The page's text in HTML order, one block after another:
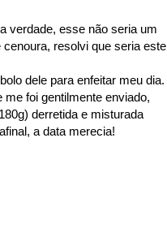
verdade, esse não seria um
resolvi que seria este
dele para enfeitar meu dia.
foi gentilmente enviado,
derretida e misturada
a data merecia!